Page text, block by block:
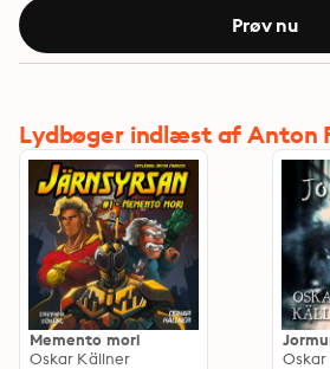
Prøv nu
Lydbøger indlæst af Anton
Memento mori
Oskar Källner